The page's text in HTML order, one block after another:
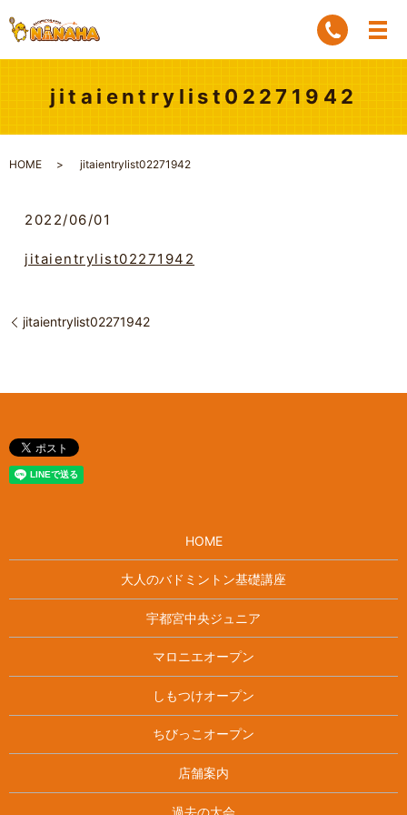
jitaientrylist02271942
HOME jitaientrylist02271942
2022/06/01
jitaientrylist02271942
jitaientrylist02271942
HOME
大人のバドミントン基礎講座
宇都宮中央ジュニア
マロニエオープン
しもつけオープン
ちびっこオープン
店舗案内
過去の大会